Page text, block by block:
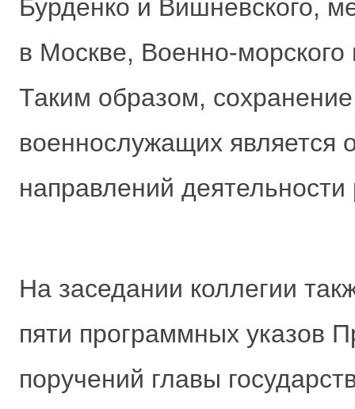
Бурденко и Вишневского,
в Москве, Военно-морского
Таким образом,
военнослужащих является
направлений
На заседании коллегии
пяти программных указов
поручений главы